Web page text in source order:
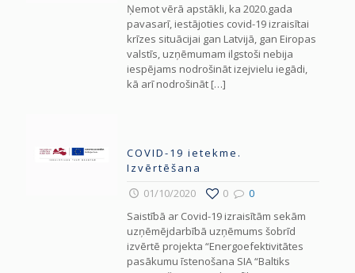
Ņemot vērā apstākli, ka 2020.gada
pavasarī, iestājoties covid-19 izraisītai
krīzes situācijai gan Latvijā, gan Eiropas
valstīs, uzņēmumam ilgstoši nebija
iespējams nodrošināt izejvielu iegādi,
kā arī nodrošināt[…]
COVID-19 ietekme.
Izvērtēšana
01/10/2020
0
0
Saistībā ar Covid-19 izraisītām sekām
uzņēmējdarbībā uzņēmums šobrīd
izvērtē projekta “Energoefektivitātes
pasākumu īstenošana SIA “Baltiks